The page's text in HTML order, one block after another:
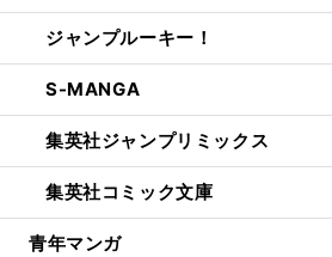
ジャンプルーキー！
S-MANGA
集英社ジャンプリミックス
集英社コミック文庫
青年マンガ